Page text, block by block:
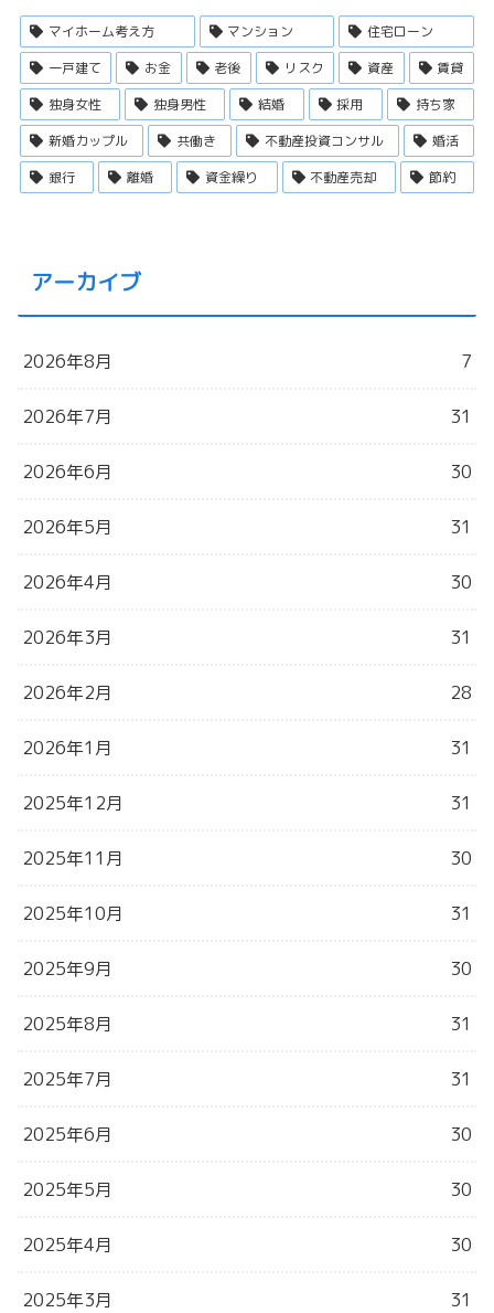
マイホーム考え方 マンション
住宅ローン
一戸建て
お金 老後 リスク 資産
賃貸
独身女性
独身男性 結婚 採用
持ち家
新婚カップル
共働き 不動産投資コンサル
婚活
銀行
離婚 資金繰り 不動産売却 節約
アーカイブ
2026年8月 7
2026年7月 31
2026年6月 30
2026年5月 31
2026年4月 30
2026年3月 31
2026年2月 28
2026年1月 31
2025年12月 31
2025年11月 30
2025年10月 31
2025年9月 30
2025年8月 31
2025年7月 31
2025年6月 30
2025年5月 30
2025年4月 30
2025年3月 31